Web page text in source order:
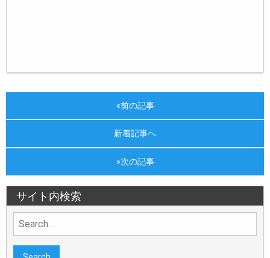
«前の記事
新着記事へ
»次の記事
サイト内検索
Search
for: